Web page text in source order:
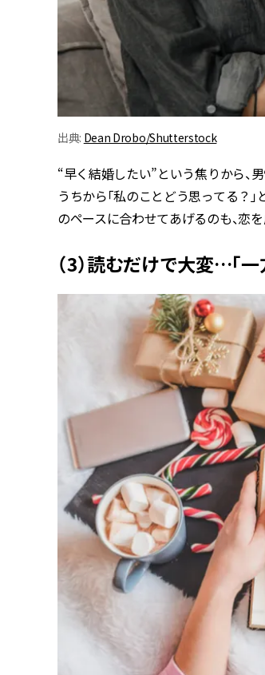
出典: Dean Drobo/Shutterstock
“早く結婚したい”という焦りから、
うちから「私のことどう思ってる？
のペースに合わせてあげるのも、恋
（3）読むだけで大変…「